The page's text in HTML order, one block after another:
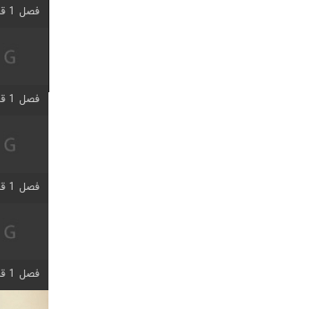
فصل 1 قسمت 5 اضافه شد
فصل 1 قسمت 5 اضافه شد
فصل 1 قسمت 2 اضافه شد
فصل 1 قسمت 8 اضافه شد